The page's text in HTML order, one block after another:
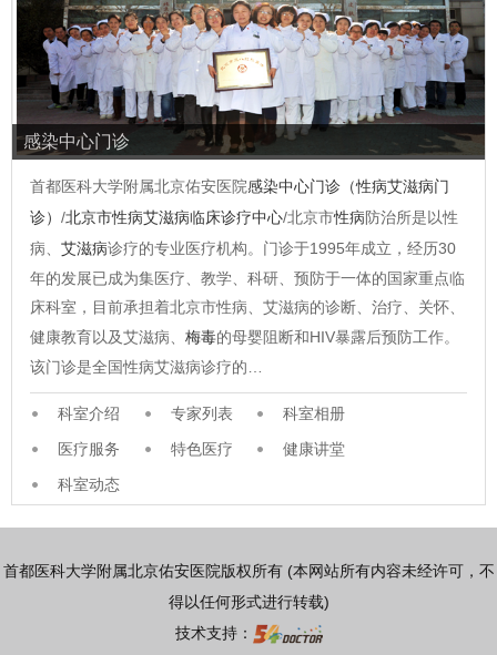
感染中心门诊
首都医科大学附属北京佑安医院感染中心门诊（性病艾滋病门
诊） /北京市性病艾滋病临床诊疗中心/北京市性病防治所是以性
病、 艾滋病诊疗的专业医疗机构。门诊于1995年成立，经历30
年的发展已成为集医疗、教学、科研、预防于一体的国家重点临
床科室，目前承担着北京市性病、艾滋病的诊断、治疗、关怀、
健康教育以及艾滋病、 梅毒的母婴阻断和HIV暴露后预防工作。
该门诊是全国性病艾滋病诊疗的…
科室介绍 专家列表
科室相册
医疗服务
特色医疗
健康讲堂
科室动态
首都医科大学附属北京佑安医院版权所有 (本网站所有内容未经许可，不
得以任何形式进行转载)
技术支持：